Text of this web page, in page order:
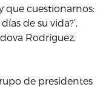
que cuestionarnos:
de su vida?’,
Rodríguez,
de presidentes